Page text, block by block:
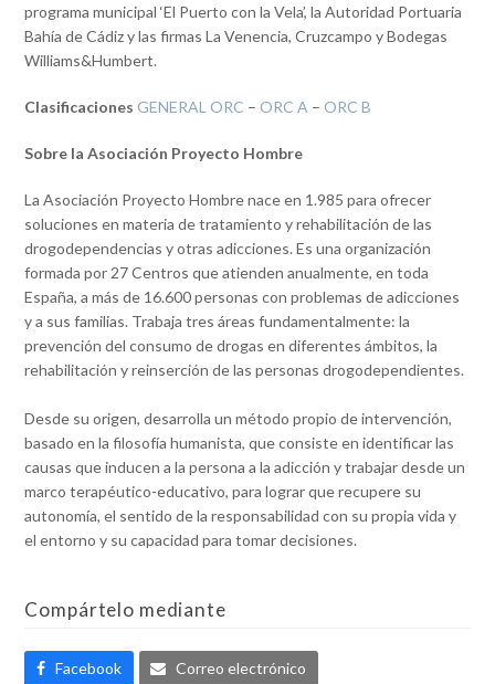
programa municipal ‘El Puerto con la Vela’, la Autoridad Portuaria
Bahía de Cádiz y las firmas La Venencia, Cruzcampo y Bodegas
Williams&Humbert.
Clasificaciones GENERAL ORC – ORC A – ORC B
Sobre la Asociación Proyecto Hombre
La Asociación Proyecto Hombre nace en 1.985 para ofrecer
soluciones en materia de tratamiento y rehabilitación de las
drogodependencias y otras adicciones. Es una organización
formada por 27 Centros que atienden anualmente, en toda
España, a más de 16.600 personas con problemas de adicciones
y a sus familias. Trabaja tres áreas fundamentalmente: la
prevención del consumo de drogas en diferentes ámbitos, la
rehabilitación y reinserción de las personas drogodependientes.
Desde su origen, desarrolla un método propio de intervención,
basado en la filosofía humanista, que consiste en identificar las
causas que inducen a la persona a la adicción y trabajar desde un
marco terapéutico-educativo, para lograr que recupere su
autonomía, el sentido de la responsabilidad con su propia vida y
el entorno y su capacidad para tomar decisiones.
Compártelo mediante
Facebook Correo electrónico